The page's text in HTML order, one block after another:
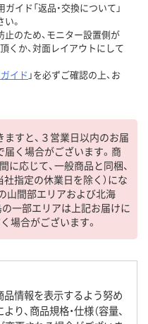
イド「返品・交換について」
。
のため、モニター設置側が
くか、対面レイアウトにして
イド 」を必ずご確認の上、お
すと、３営業日以内のお届
届く場合がございます。商
応じて、一般商品と同梱、
社指定の休業日を除く）にな
山間部エリアおよび北海
の一部エリアは上記お届けに
場合がございます。
品情報を表示するよう努め
、商品規格・仕様（容量、